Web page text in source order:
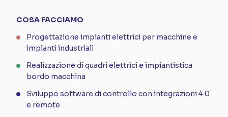
COSA FACCIAMO
Progettazione impianti elettrici per macchine e
impianti industriali
Realizzazione di quadri elettrici e impiantistica
bordo macchina
Sviluppo software di controllo con integrazioni 4.0
e remote